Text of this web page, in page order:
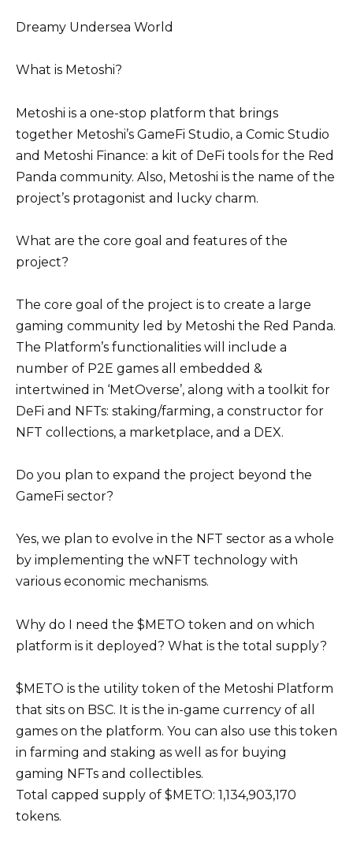
Dreamy Undersea World
What is Metoshi?
Metoshi is a one-stop platform that brings
together Metoshi’s GameFi Studio, a Comic Studio
and Metoshi Finance: a kit of DeFi tools for the Red
Panda community. Also, Metoshi is the name of the
project’s protagonist and lucky charm.
What are the core goal and features of the
project?
The core goal of the project is to create a large
gaming community led by Metoshi the Red Panda.
The Platform’s functionalities will include a
number of P2E games all embedded &
intertwined in ‘MetOverse’, along with a toolkit for
DeFi and NFTs: staking/farming, a constructor for
NFT collections, a marketplace, and a DEX.
Do you plan to expand the project beyond the
GameFi sector?
Yes, we plan to evolve in the NFT sector as a whole
by implementing the wNFT technology with
various economic mechanisms.
Why do I need the $METO token and on which
platform is it deployed? What is the total supply?
$METO is the utility token of the Metoshi Platform
that sits on BSC. It is the in-game currency of all
games on the platform. You can also use this token
in farming and staking as well as for buying
gaming NFTs and collectibles.
Total capped supply of $METO: 1,134,903,170
tokens.